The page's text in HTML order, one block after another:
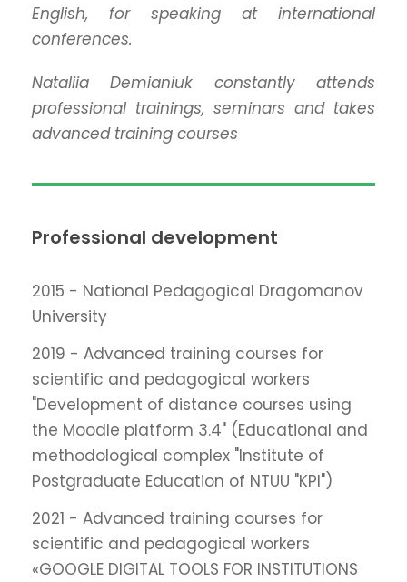
English, for speaking at international
conferences.
Nataliia Demianiuk constantly attends
professional trainings, seminars and takes
advanced training courses
Professional development
2015 - National Pedagogical Dragomanov
University
2019 - Advanced training courses for
scientific and pedagogical workers
"Development of distance courses using
the Moodle platform 3.4" (Educational and
methodological complex "Institute of
Postgraduate Education of NTUU "KPI")
2021 - Advanced training courses for
scientific and pedagogical workers
«GOOGLE DIGITAL TOOLS FOR INSTITUTIONS